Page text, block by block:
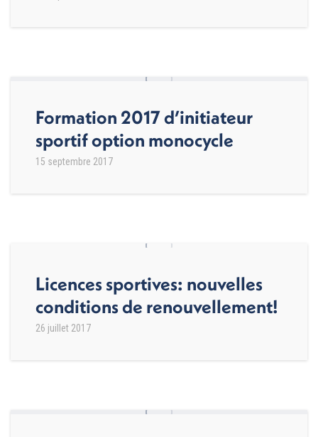
Formation 2017 d’initiateur
sportif option monocycle
15 septembre 2017
Licences sportives: nouvelles
conditions de renouvellement!
26 juillet 2017